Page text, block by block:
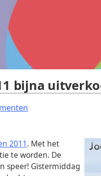
bijna
2011. Met het
te worden. De
speer! Gistermiddag